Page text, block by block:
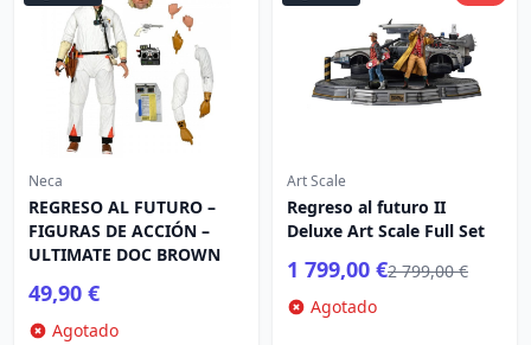
Neca
REGRESO AL FUTURO –
FIGURAS DE ACCIÓN –
ULTIMATE DOC BROWN
49,90 €
Agotado
Art Scale
Regreso al futuro II
Deluxe Art Scale Full Set
1 799,00 €2 799,00 €
Agotado